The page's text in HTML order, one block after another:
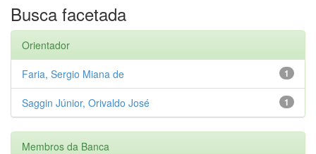
Busca facetada
Orientador
1
Faria, Sergio Miana de
1
Saggin Júnior, Orivaldo José
Membros da Banca